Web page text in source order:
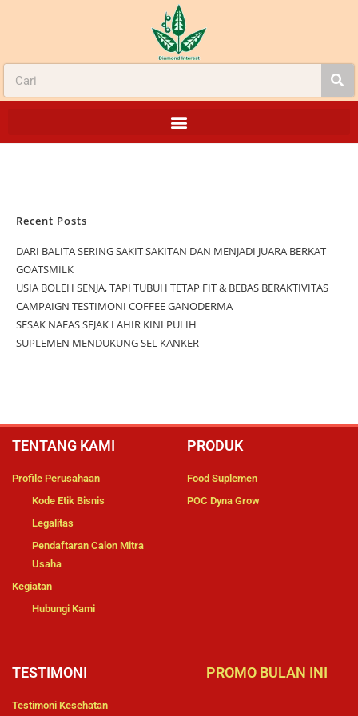
Recent Posts
DARI BALITA SERING SAKIT SAKITAN DAN MENJADI JUARA BERKAT
GOATSMILK
USIA BOLEH SENJA, TAPI TUBUH TETAP FIT & BEBAS BERAKTIVITAS
CAMPAIGN TESTIMONI COFFEE GANODERMA
SESAK NAFAS SEJAK LAHIR KINI PULIH
SUPLEMEN MENDUKUNG SEL KANKER
TENTANG KAMI
Profile Perusahaan
Kode Etik Bisnis
Legalitas
Pendaftaran Calon Mitra
Usaha
Kegiatan
Hubungi Kami
PRODUK
Food Suplemen
POC Dyna Grow
TESTIMONI
Testimoni Kesehatan
PROMO BULAN INI